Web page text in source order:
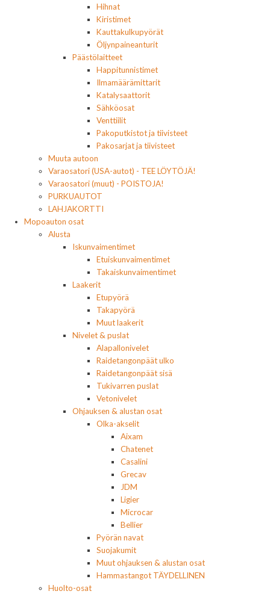
Hihnat
Kiristimet
Kauttakulkupyörät
Öljynpaineanturit
Päästölaitteet
Happitunnistimet
Ilmamäärämittarit
Katalysaattorit
Sähköosat
Venttiilit
Pakoputkistot ja tiivisteet
Pakosarjat ja tiivisteet
Muuta autoon
Varaosatori (USA-autot) - TEE LÖYTÖJÄ!
Varaosatori (muut) - POISTOJA!
PURKUAUTOT
LAHJAKORTTI
Mopoauton osat
Alusta
Iskunvaimentimet
Etuiskunvaimentimet
Takaiskunvaimentimet
Laakerit
Etupyörä
Takapyörä
Muut laakerit
Nivelet & puslat
Alapallonivelet
Raidetangonpäät ulko
Raidetangonpäät sisä
Tukivarren puslat
Vetonivelet
Ohjauksen & alustan osat
Olka-akselit
Aixam
Chatenet
Casalini
Grecav
JDM
Ligier
Microcar
Bellier
Pyörän navat
Suojakumit
Muut ohjauksen & alustan osat
Hammastangot TÄYDELLINEN
Huolto-osat